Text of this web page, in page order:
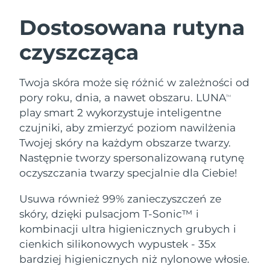
Dostosowana rutyna
czyszcząca
Twoja skóra może się różnić w zależności od
pory roku, dnia, a nawet obszaru. LUNATM
play smart 2 wykorzystuje inteligentne
czujniki, aby zmierzyć poziom nawilżenia
Twojej skóry na każdym obszarze twarzy.
Następnie tworzy spersonalizowaną rutynę
oczyszczania twarzy specjalnie dla Ciebie!
Usuwa również 99% zanieczyszczeń ze
skóry, dzięki pulsacjom T-Sonic™ i
kombinacji ultra higienicznych grubych i
cienkich silikonowych wypustek - 35x
bardziej higienicznych niż nylonowe włosie.
Oczyszczanie twarzy
LUNA™ 4 zestaw
Anti-aging massage
LUNA™ 4 Plus
Massage, LED heating
LUNA™ 4 Men
For men, anti-aging massage
Lifting twarzy
BEAR™ 2 zestaw
Microcurrent toning
BEAR™ 2 go
Microcurrent toning on-the-go
BEAR™ 2 eyes & lips
Microcurrent line smoothing device
Nawilżenie
UFO™ 3 zestaw
Deep facial hydration
UFO™ 3 LED
Near-infrared and red light therapy
device
Pielęgnacja jamy
ustnej
issa™ 4
Hybrid silicone sonic toothbrush
issa™ 4 plus
Smart hybrid silicone sonic toothbrush
FAQ™ ZABIEG ANTI-AGING
Anti-aging Zabiegi LED
NEW
Australia
Austria
Oczekiwany czas dostawy
Bahrajn
Oczekiwany czas dostawy
10/08/2026
Belgia
Oczekiwany czas dostawy
09/08/2026
Bermudy
15/08/2026
Bośnia i
Hercegowina
Oczekiwany czas dostawy
12/08/2026
Oczekiwany czas dostawy